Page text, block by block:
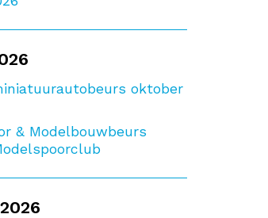
oktober
& Modelbouwbeurs